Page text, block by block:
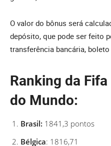
O valor do bônus será
depósito, que pode ser feito
transferência bancária,
Ranking da
do Mundo:
Brasil: 1841,3 pontos
Bélgica: 1816,71